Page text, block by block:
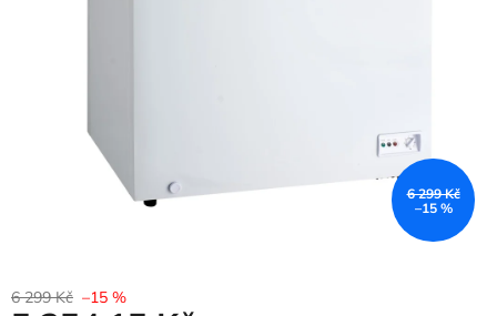
6 299 Kč
–15 %
6 299 Kč –15 %